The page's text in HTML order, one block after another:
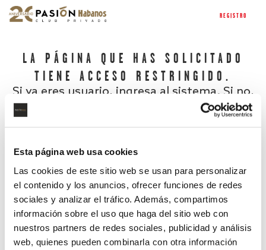
Esta página web usa cookies
Las cookies de este sitio web se usan para personalizar
el contenido y los anuncios, ofrecer funciones de redes
sociales y analizar el tráfico. Además, compartimos
información sobre el uso que haga del sitio web con
nuestros partners de redes sociales, publicidad y análisis
web, quienes pueden combinarla con otra información
REGISTRO
LA PÁGINA QUE HAS SOLICITADO
TIENE ACCESO RESTRINGIDO.
Si ya eres usuario, ingresa al sistema. Si no,
¿Has olvidado tu contraseña?